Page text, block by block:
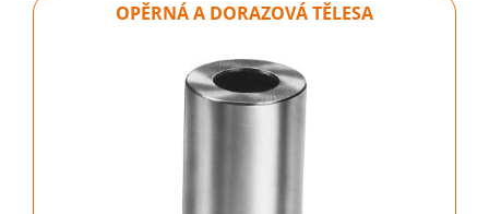
OPĚRNÁ A DORAZOVÁ TĚLESA